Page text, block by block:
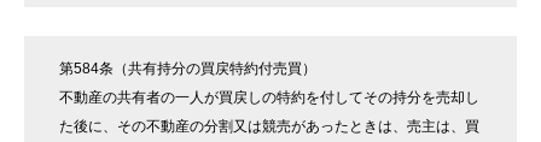
第584条（共有持分の買戻特約付売買）
不動産の共有者の一人が買戻しの特約を付してその持分を売却し
た後に、その不動産の分割又は競売があったときは、売主は、買